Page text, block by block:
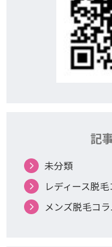
記
未分類
レディース脱
メンズ脱毛コ